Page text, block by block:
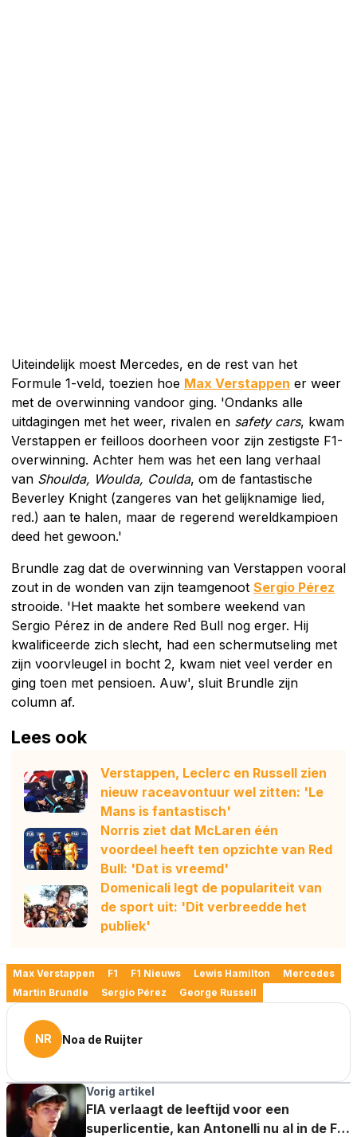
Uiteindelijk moest Mercedes, en de rest van het
Formule 1-veld, toezien hoe Max Verstappen er weer
met de overwinning vandoor ging. 'Ondanks alle
uitdagingen met het weer, rivalen en safety cars, kwam
Verstappen er feilloos doorheen voor zijn zestigste F1-
overwinning. Achter hem was het een lang verhaal
van Shoulda, Woulda, Coulda, om de fantastische
Beverley Knight (zangeres van het gelijknamige lied,
red.) aan te halen, maar de regerend wereldkampioen
deed het gewoon.'
Brundle zag dat de overwinning van Verstappen vooral
zout in de wonden van zijn teamgenoot Sergio Pérez
strooide. 'Het maakte het sombere weekend van
Sergio Pérez in de andere Red Bull nog erger. Hij
kwalificeerde zich slecht, had een schermutseling met
zijn voorvleugel in bocht 2, kwam niet veel verder en
ging toen met pensioen. Auw', sluit Brundle zijn
column af.
Lees ook
Verstappen, Leclerc en Russell zien
nieuw raceavontuur wel zitten: 'Le
Mans is fantastisch'
Norris ziet dat McLaren één
voordeel heeft ten opzichte van Red
Bull: 'Dat is vreemd'
Domenicali legt de populariteit van
de sport uit: 'Dit verbreedde het
publiek'
Max Verstappen F1 F1 Nieuws Lewis Hamilton
Mercedes
Martin Brundle
Sergio Pérez George Russell
NR Noa de Ruijter
Vorig artikel
FIA verlaagt de leeftijd voor een
superlicentie, kan Antonelli nu al in de F1